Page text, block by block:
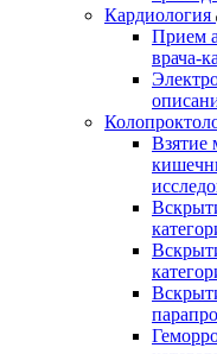
Кардиология
Прием
врача-
Взятие